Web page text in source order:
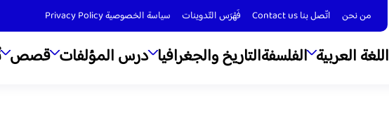
من نحن اتّصل بنا Contact us فَهْرَس التّدوينات سياسة الخصوصية Privacy Policy
اللغة العربية الفلسفةالتاريخ والجغرافيا درس المؤلفات قصص